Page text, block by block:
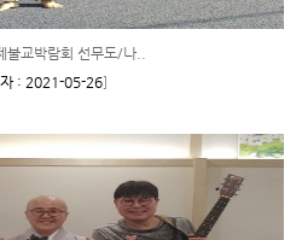
교박람회 선무도/나..
: 2021-05-26]